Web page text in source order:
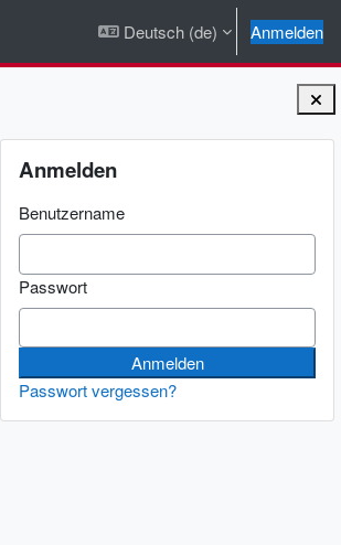
Deutsch ‎(de)‎ Anmelden
Blöcke
Anmelden
Benutzername
Passwort
Passwort vergessen?